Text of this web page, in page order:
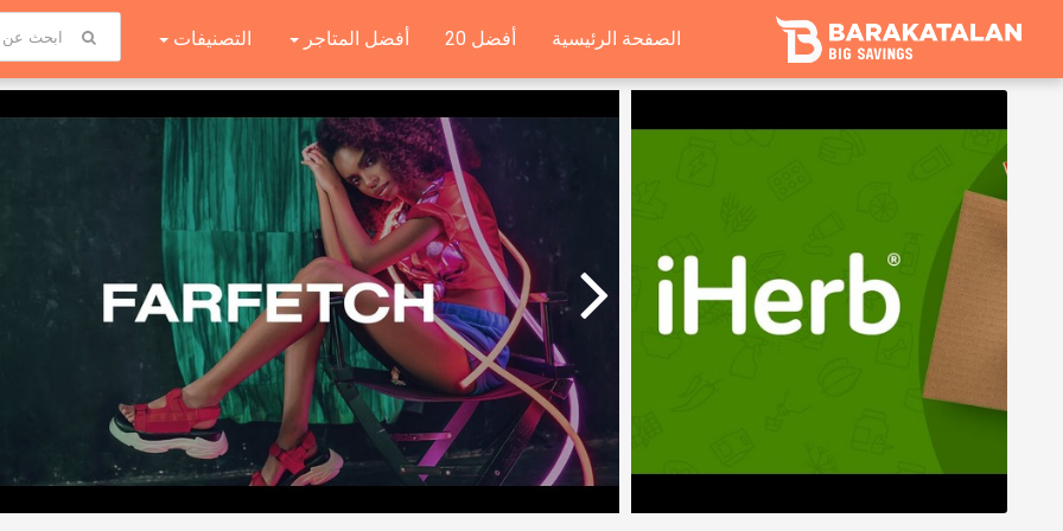
التصنيفات أفضل المتاجر أفضل 20 الصفحة الرئيسية